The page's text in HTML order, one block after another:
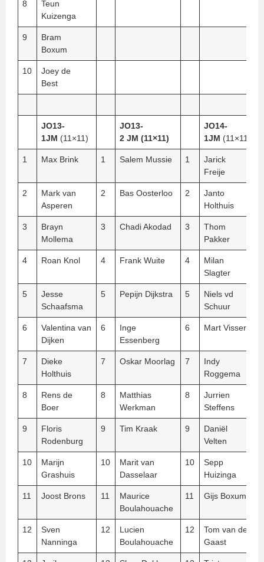
8
Teun
Kuizenga
9
Bram
Boxum
10
Joey de
Best
JO13-
1JM (11×11)
JO13-
2 JM (11×11)
JO14-
1JM (11×11)
1 Max Brink 1 Salem Mussie 1
Jarick
Freije
2
Mark van
Asperen
2 Bas Oosterloo 2
Janto
Holthuis
3
Brayn
Mollema
3 Chadi Akodad 3
Thom
Pakker
4 Roan Knol 4 Frank Wuite 4
Milan
Slagter
5
Jesse
Schaafsma
5 Pepijn Dijkstra 5
Niels vd
Schuur
6
Valentina van
Dijken
6
Inge
Essenberg
6 Mart Visser
7
Dieke
Holthuis
7 Oskar Moorlag 7
Indy
Roggema
8
Rens de
Boer
8
Matthias
Werkman
8
Jurrien
Steffens
9
Floris
Rodenburg
9 Tim Kraak 9
Daniël
Velten
10
Marijn
Grashuis
10
Marit van
Dasselaar
10
Sepp
Huizinga
11 Joost Brons 11
Maurice
Boulahouache
11 Gijs Boxum
12
Sven
Nanninga
12
Lucien
Boulahouache
12
Tom van der
Gaast